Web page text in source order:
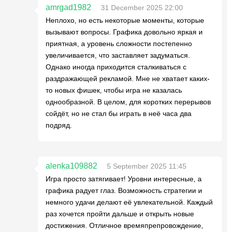
amrgad1982
31 December 2025 22:00
Неплохо, но есть некоторые моменты, которые
вызывают вопросы. Графика довольно яркая и
приятная, а уровень сложности постепенно
увеличивается, что заставляет задуматься.
Однако иногда приходится сталкиваться с
раздражающей рекламой. Мне не хватает каких-
то новых фишек, чтобы игра не казалась
однообразной. В целом, для коротких перерывов
сойдёт, но не стал бы играть в неё часа два
подряд.
alenka109882
5 September 2025 11:45
Игра просто затягивает! Уровни интересные, а
графика радует глаз. Возможность стратегии и
немного удачи делают её увлекательной. Каждый
раз хочется пройти дальше и открыть новые
достижения. Отличное времяпрепровождение,